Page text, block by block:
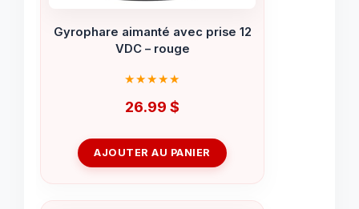
Gyrophare aimanté avec prise 12
VDC – rouge
26.99 $
AJOUTER AU PANIER